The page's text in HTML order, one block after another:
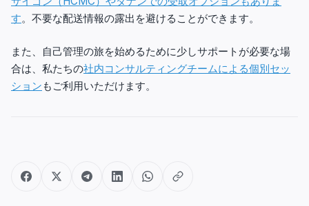
す。不要な配送情報の露出を避けることができます。
また、自己管理の旅を始めるために少しサポートが必要な場
合は、私たちの社内コンサルティングチームによる個別セッ
ション もご利用いただけます。